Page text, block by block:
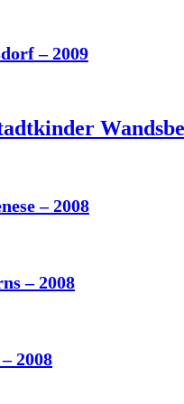
– 2009
– 2008
– 2008
2008